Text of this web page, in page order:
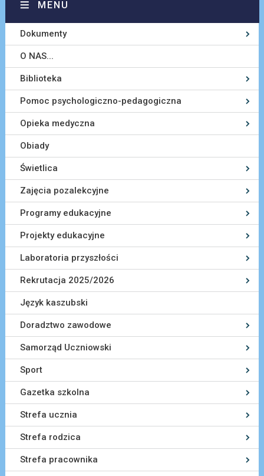
MENU
Dokumenty
O NAS...
Biblioteka
Pomoc psychologiczno-pedagogiczna
Opieka medyczna
Obiady
Świetlica
Zajęcia pozalekcyjne
Programy edukacyjne
Projekty edukacyjne
Laboratoria przyszłości
Rekrutacja 2025/2026
Język kaszubski
Doradztwo zawodowe
Samorząd Uczniowski
Sport
Gazetka szkolna
Strefa ucznia
Strefa rodzica
Strefa pracownika